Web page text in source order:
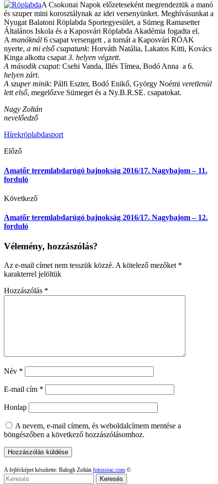
A Csokonai Napok előzeteseként megrendeztük a manó
és szuper mini korosztálynak az idei versenyünket. Meghívásunkat a
Nyugat Balatoni Röplabda Sportegyesület, a Sümeg Ramasetter
Általános Iskola és a Kaposvári Röplabda Akadémia fogadta el.
A manóknál 6 csapat versengett , a tornát a Kaposvári RÖAK
nyerte, a mi első csapatunk: Horváth Natália, Lakatos Kitti, Kovács
Kinga alkotta csapat 3. helyen végzett.
A második csapat: Csehi Vanda, Illés Tímea, Bodó Anna a 6.
helyen zárt.
A szuper minik: Pálfi Eszter, Bodó Enikő, György Noémi veretlenül
lett első, megelőzve Sümeget és a Ny.B.R.SE. csapatokat.
Nagy Zoltán
nevelőedző
Hírekröplabdasport
Előző
Amatőr teremlabdarúgó bajnokság 2016/17. Nagybajom – 11.
forduló
Következő
Amatőr teremlabdarúgó bajnokság 2016/17. Nagybajom – 12.
forduló
Vélemény, hozzászólás?
Az e-mail címet nem tesszük közzé. A kötelező mezőket *
karakterrel jelöltük
Hozzászólás *
Név *
E-mail cím *
Honlap
A nevem, e-mail címem, és weboldalcímem mentése a
böngészőben a következő hozzászólásomhoz.
A fejlécképet készítette: Balogh Zoltán fotossrac.com ©
Keresés